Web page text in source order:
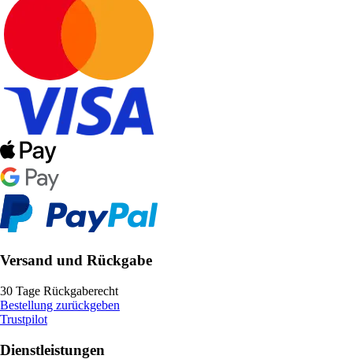
Versand und Rückgabe
30 Tage Rückgaberecht
Bestellung zurückgeben
Trustpilot
Dienstleistungen